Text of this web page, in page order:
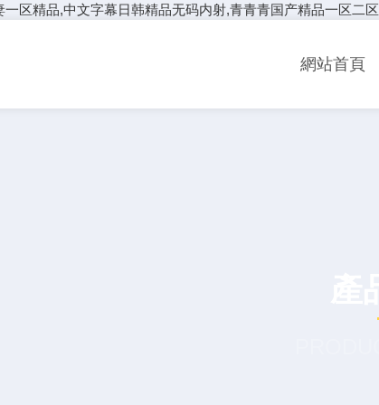
区精品,中文字幕日韩精品无码内射,青青青国产精品一区二区
網站首頁